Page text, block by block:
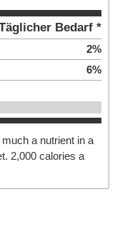
Bedarf *
2%
6%
a nutrient in a
2,000 calories a